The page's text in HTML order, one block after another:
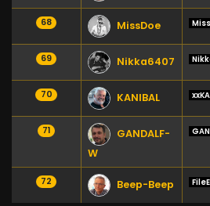
68 MissDoe
69 Nikka6407
70 KANIBAL
71
GANDALF-
W
72 Beep-Beep